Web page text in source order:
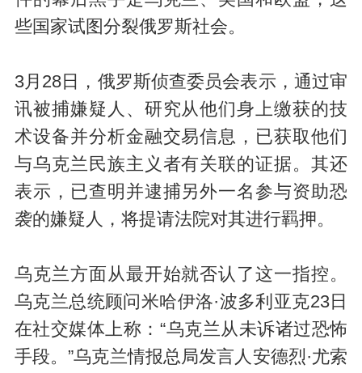
些国家试图分裂俄罗斯社会。
3月28日，俄罗斯侦查委员会表示，通过审
讯被捕嫌疑人、研究从他们身上缴获的技
术设备并分析金融交易信息，已获取他们
与乌克兰民族主义者有关联的证据。其还
表示，已查明并逮捕另外一名参与资助恐
袭的嫌疑人，将提请法院对其进行羁押。
乌克兰方面从最开始就否认了这一指控。
乌克兰总统顾问米哈伊洛·波多利亚克23日
在社交媒体上称：“乌克兰从未诉诸过恐怖
手段。”乌克兰情报总局发言人安德烈·尤索